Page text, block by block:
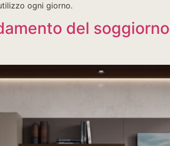
ogni giorno.
del